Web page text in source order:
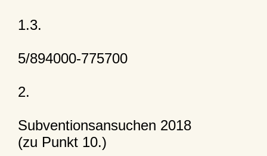
1.3.
5/894000-775700
2.
Subventionsansuchen 2018
(zu Punkt 10.)